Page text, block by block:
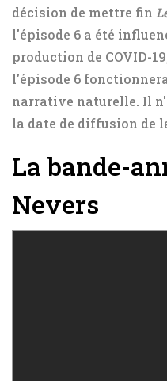
décision de mettre fin
l'épisode 6 a été
production de COVID-
l'épisode 6
narrative naturelle. Il
la date de diffusion de
La bande-
Nevers